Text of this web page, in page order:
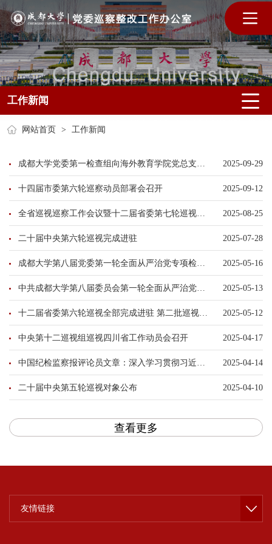
工作新闻
网站首页 > 工作新闻
成都大学党委第一检查组向海外教育学院党总支反馈专项检查情况 2025-09-29
十四届市委第六轮巡察动员部署会召开 2025-09-12
全省巡视巡察工作会议暨十二届省委第七轮巡视动员部署会召开 2025-08-25
二十届中央第六轮巡视完成进驻 2025-07-28
成都大学第八届党委第一轮全面从严治党专项检查工作培训会圆满结束 2025-05-16
中共成都大学第八届委员会第一轮全面从严治党专项检查工作启动 2025-05-13
十二届省委第六轮巡视全部完成进驻 第二批巡视各省委巡视组联系方式公布 2025-05-12
中央第十二巡视组巡视四川省工作动员会召开 2025-04-17
中国纪检监察报评论员文章：深入学习贯彻习近平总书记重要讲话精神 持续推动巡视工作高质量发展 2025-04-14
二十届中央第五轮巡视对象公布 2025-04-10
查看更多
友情链接